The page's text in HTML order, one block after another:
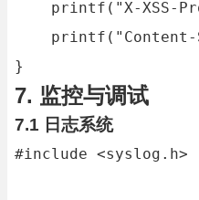
printf("X-XSS-
}
7. 监控与调试
7.1 日志系统
#include <syslog.h>